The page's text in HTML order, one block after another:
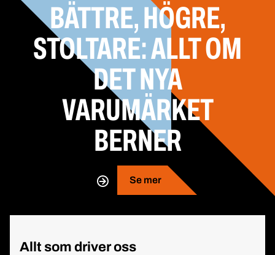
BÄTTRE, HÖGRE,
STOLTARE: ALLT OM
DET NYA
VARUMÄRKET
BERNER
Se mer
Allt som driver oss